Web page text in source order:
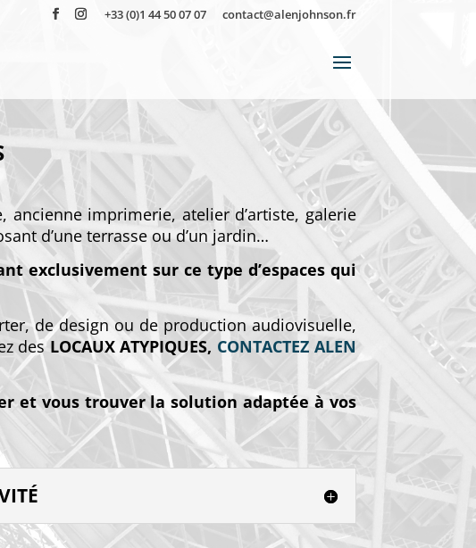
+33 (0)1 44 50 07 07 contact@alenjohnson.fr
imprimerie, atelier d’artiste, galerie
d’une terrasse ou d’un jardin…
exclusivement sur ce type d’espaces qui
de design ou de production audiovisuelle,
desLOCAUX ATYPIQUES, CONTACTEZ ALEN
et vous trouver la solution adaptée à vos